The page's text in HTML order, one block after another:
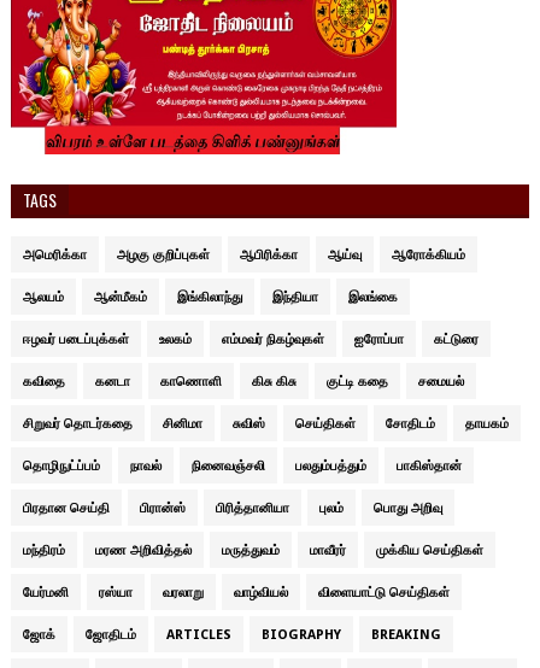
TAGS
அமெரிக்கா அழகு குறிப்புகள் ஆபிரிக்கா ஆய்வு ஆரோக்கியம்
ஆலயம் ஆன்மீகம் இங்கிலாந்து இந்தியா இலங்கை
ஈழவர் படைப்புக்கள் உலகம் எம்மவர் நிகழ்வுகள் ஐரோப்பா கட்டுரை
கவிதை கனடா காணொளி கிசு கிசு குட்டி கதை சமையல்
சிறுவர் தொடர்கதை சினிமா சுவிஸ் செய்திகள் சோதிடம் தாயகம்
தொழிநுட்ப்பம் நாவல் நினைவஞ்சலி பலதும்பத்தும் பாகிஸ்தான்
பிரதான செய்தி பிரான்ஸ் பிரித்தானியா புலம் பொது அறிவு
மந்திரம் மரண அறிவித்தல் மருத்துவம் மாவீரர் முக்கிய செய்திகள்
யேர்மனி ரஸ்யா வரலாறு வாழ்வியல் விளையாட்டு செய்திகள்
ஜோக் ஜோதிடம் ARTICLES BIOGRAPHY BREAKING